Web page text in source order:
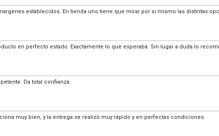
establecidos. En tienda uno tiene que mirar por si mismo las distintas
en perfecto estado. Exactamente lo que esperaba. Sin lugar a duda lo
Da total confianza.
muy bien, y la entrega se realizó muy rápido y en perfectas condiciones.